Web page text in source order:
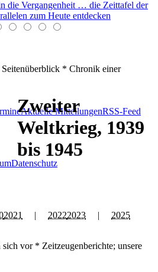
die Vergangenheit … die Zeittafel der
zum Heute entdecken
* Chronik einer
Aktuelle MitteilungenRSS-Feed
Datenschutz
2021 | 20222023 | 2025
sich vor * Zeitzeugenberichte; unsere
Zweiter
Weltkrieg, 1939
bis 1945